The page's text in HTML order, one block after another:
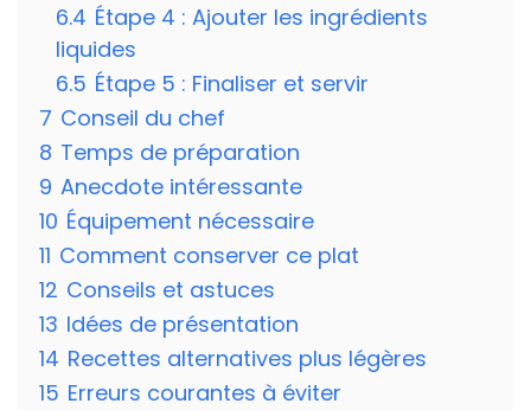
6.4 Étape 4 : Ajouter les ingrédients
liquides
6.5 Étape 5 : Finaliser et servir
7 Conseil du chef
8 Temps de préparation
9 Anecdote intéressante
10 Équipement nécessaire
11 Comment conserver ce plat
12 Conseils et astuces
13 Idées de présentation
14 Recettes alternatives plus légères
15 Erreurs courantes à éviter